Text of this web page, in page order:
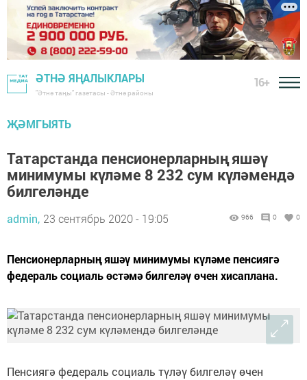
ӘТНӘ ЯҢАЛЫКЛАРЫ
"Әтнә таңы" газетасы - Әтнә районы
16+
ҖӘМГЫЯТЬ
Татарстанда пенсионерларның яшәү
минимумы күләме 8 232 сум күләмендә
билгеләнде
admin, 23 сентябрь 2020 - 19:05 966 0 0
Пенсионерларның яшәү минимумы күләме пенсиягә
федераль социаль өстәмә билгеләү өчен хисаплана.
Пенсиягә федераль социаль түләү билгеләү өчен